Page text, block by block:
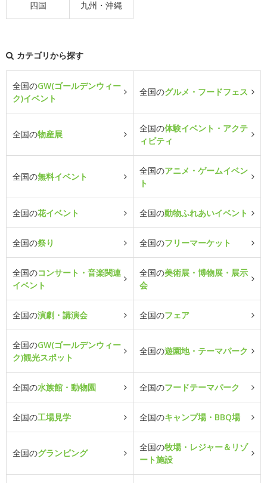
四国 九州・沖縄
カテゴリから探す
全国のGW(ゴールデンウィー
ク)イベント
全国のグルメ・フードフェス
全国の物産展
全国の体験イベント・アクテ
ィビティ
全国の無料イベント
全国のアニメ・ゲームイベン
ト
全国の花イベント 全国の動物ふれあいイベント
全国の祭り 全国のフリーマーケット
全国のコンサート・音楽関連
イベント
全国の美術展・博物展・展示
会
全国の演劇・講演会 全国のフェア
全国のGW(ゴールデンウィー
ク)観光スポット
全国の遊園地・テーマパーク
全国の水族館・動物園 全国のフードテーマパーク
全国の工場見学 全国のキャンプ場・BBQ場
全国のグランピング
全国の牧場・レジャー＆リゾ
ート施設